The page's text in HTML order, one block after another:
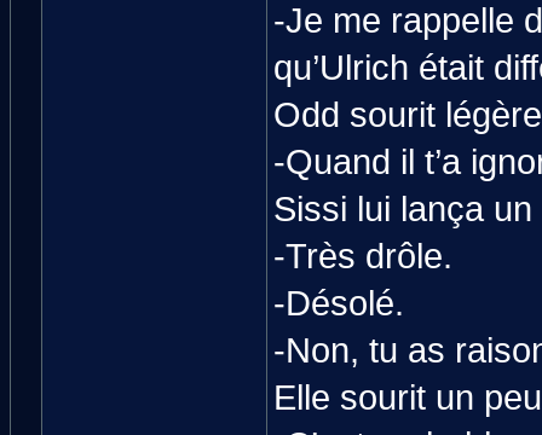
-Je me rappelle
qu’Ulrich était
Odd sourit
-Quand il t’a
Sissi lui lança
-Très drôle.
-Désolé.
-Non, tu as
Elle sourit un